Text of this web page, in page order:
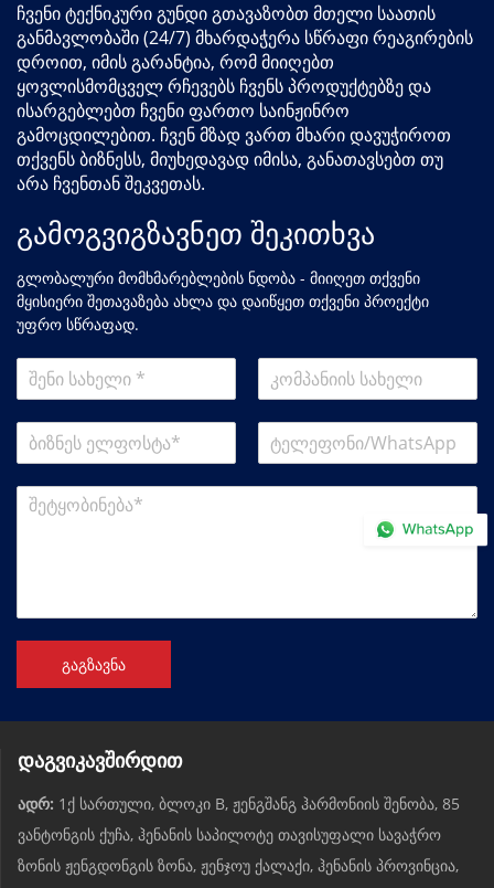
ჩვენი ტექნიკური გუნდი გთავაზობთ მთელი საათის
განმავლობაში (24/7) მხარდაჭერა სწრაფი რეაგირების
დროით, იმის გარანტია, რომ მიიღებთ
ყოვლისმომცველ რჩევებს ჩვენს პროდუქტებზე და
ისარგებლებთ ჩვენი ფართო საინჟინრო
გამოცდილებით. ჩვენ მზად ვართ მხარი დავუჭიროთ
თქვენს ბიზნესს, მიუხედავად იმისა, განათავსებთ თუ
არა ჩვენთან შეკვეთას.
გამოგვიგზავნეთ შეკითხვა
გლობალური მომხმარებლების ნდობა - მიიღეთ თქვენი
მყისიერი შეთავაზება ახლა და დაიწყეთ თქვენი პროექტი
უფრო სწრაფად.
გაგზავნა
დაგვიკავშირდით
ადრ: 1ქ სართული, ბლოკი B, ჟენგშანგ ჰარმონიის შენობა, 85
ვანტონგის ქუჩა, ჰენანის საპილოტე თავისუფალი სავაჭრო
ზონის ჟენგდონგის ზონა, ჟენჯოუ ქალაქი, ჰენანის პროვინცია,